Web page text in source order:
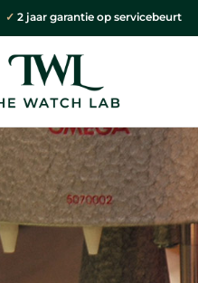
✓ 2 jaar garantie op servicebeurt